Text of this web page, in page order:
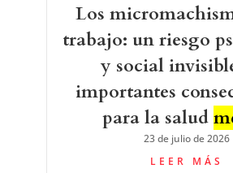
Los
trabajo: un riesgo
y social
importantes
para la salud
23 de julio de 2026
LEER MÁS